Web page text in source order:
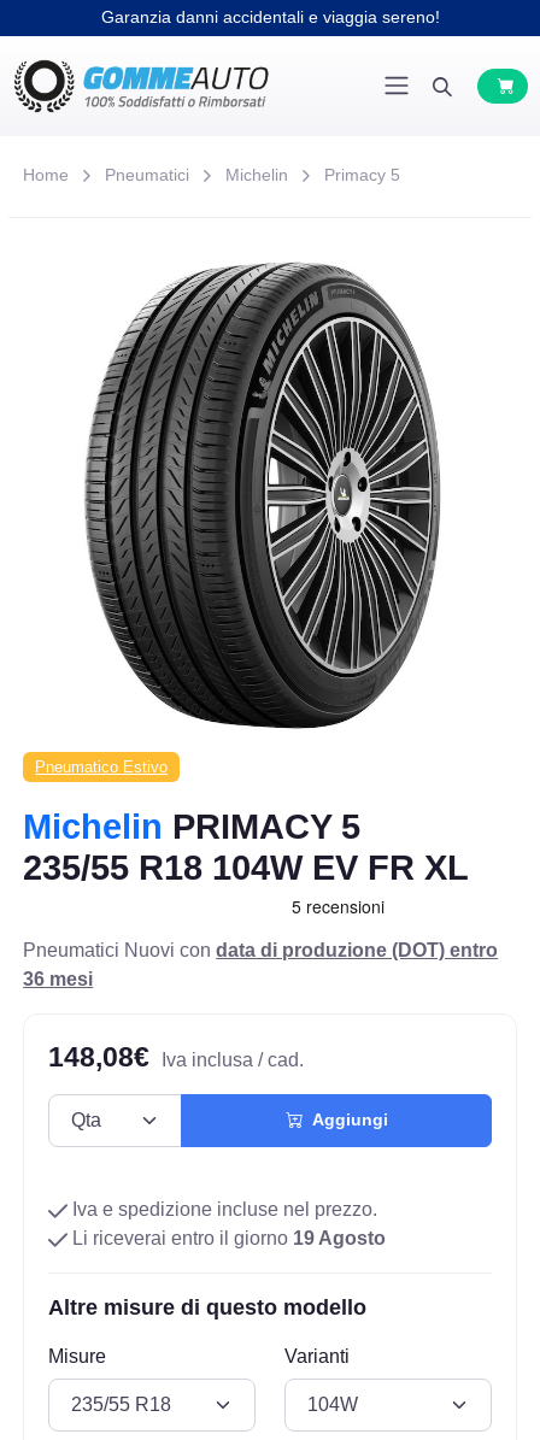
Garanzia danni accidentali e viaggia sereno!
Home Pneumatici Michelin Primacy 5
Pneumatico Estivo
Michelin PRIMACY 5
235/55 R18 104W EV FR XL
Pneumatici Nuovi condata di produzione (DOT) entro
36 mesi
148,08€ Iva inclusa / cad.
Aggiungi
Iva e spedizione incluse nel prezzo.
Li riceverai entro il giorno 19 Agosto
Altre misure di questo modello
Misure Varianti